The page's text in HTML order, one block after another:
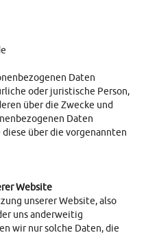
Daten
oder juristische Person,
über die Zwecke und
Daten
über die vorgenannten
Website
unserer Website, also
uns anderweitig
wir nur solche Daten, die